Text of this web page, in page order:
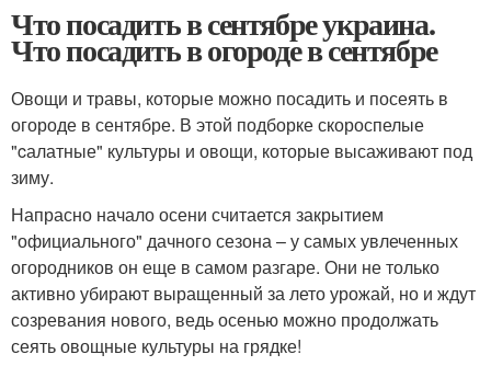
Что посадить в сентябре украина.
Что посадить в огороде в сентябре
Овощи и травы, которые можно посадить и посеять в
огороде в сентябре. В этой подборке скороспелые
"cалатные" культуры и овощи, которые высаживают под
зиму.
Напрасно начало осени считается закрытием
"официального" дачного сезона – у самых увлеченных
огородников он еще в самом разгаре. Они не только
активно убирают выращенный за лето урожай, но и ждут
созревания нового, ведь осенью можно продолжать
сеять овощные культуры на грядке!